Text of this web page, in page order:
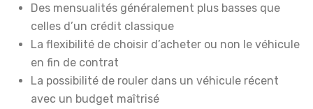
Des mensualités généralement plus basses que
celles d’un crédit classique
La flexibilité de choisir d’acheter ou non le véhicule
en fin de contrat
La possibilité de rouler dans un véhicule récent
avec un budget maîtrisé